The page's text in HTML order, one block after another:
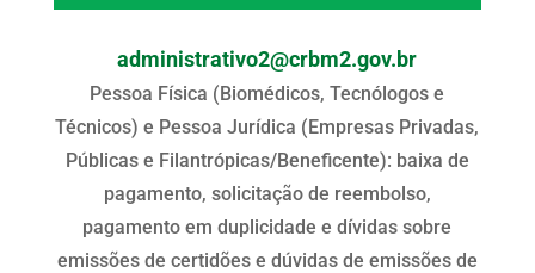
administrativo2@crbm2.gov.br
Pessoa Física (Biomédicos, Tecnólogos e
Técnicos) e Pessoa Jurídica (Empresas Privadas,
Públicas e Filantrópicas/Beneficente): baixa de
pagamento, solicitação de reembolso,
pagamento em duplicidade e dívidas sobre
emissões de certidões e dúvidas de emissões de